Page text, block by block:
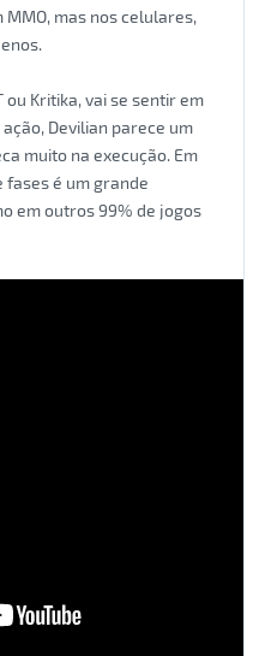
mas nos celulares,
ou Kritika, vai se sentir em
Devilian parece um
muito na execução. Em
fases é um grande
em outros 99% de jogos